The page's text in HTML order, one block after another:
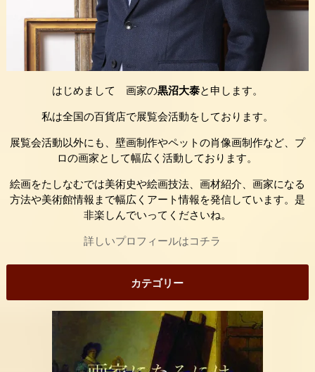
はじめまして 画家の黒沼大泰と申します。
私は全国の百貨店で展覧会活動をしております。
展覧会活動以外にも、壁画制作やペットの肖像画制作など、プ
ロの画家として幅広く活動しております。
絵画をたしなむでは美術史や絵画技法、画材紹介、画家になる
方法や美術館情報まで幅広くアート情報を発信しています。是
非楽しんでいってくださいね。
詳しいプロフィールはコチラ
カテゴリー